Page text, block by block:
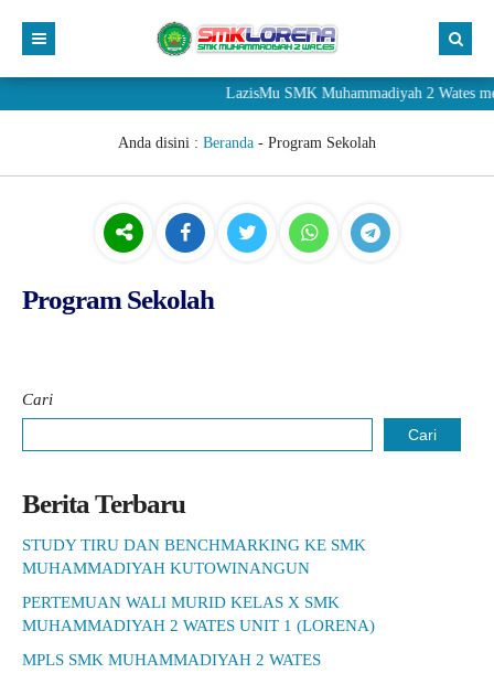
LazisMu SMK Muhammadiyah 2 Wates
Anda disini : Beranda - Program Sekolah
Program Sekolah
Cari
Cari
Berita Terbaru
STUDY TIRU DAN BENCHMARKING KE SMK
MUHAMMADIYAH KUTOWINANGUN
PERTEMUAN WALI MURID KELAS X SMK
MUHAMMADIYAH 2 WATES UNIT 1 (LORENA)
MPLS SMK MUHAMMADIYAH 2 WATES